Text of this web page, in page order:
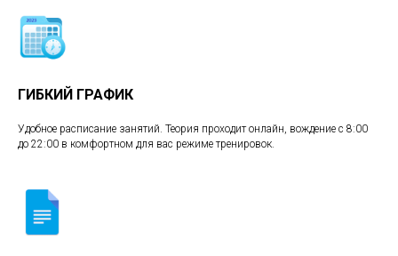
ГИБКИЙ ГРАФИК
Удобное расписание занятий. Теория проходит онлайн, вождение с 8:00
до 22:00 в комфортном для вас режиме тренировок.